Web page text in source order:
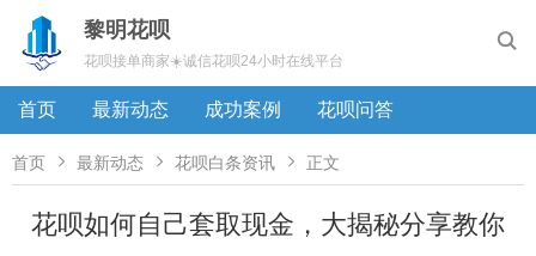

黎明花呗
花呗接单商家☀️诚信花呗24小时在线平台
首页 最新动态 成功案例 花呗问答
首页  最新动态  花呗白条资讯  正文
花呗如何自己套取现金，大揭秘分享教你